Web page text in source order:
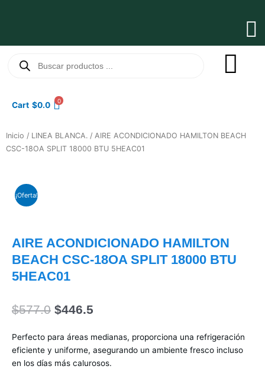
productos
Cart $0.0 0
Inicio / LINEA BLANCA. / AIRE ACONDICIONADO HAMILTON BEACH
CSC-18OA SPLIT 18000 BTU 5HEAC01
¡Oferta!
AIRE ACONDICIONADO HAMILTON
BEACH CSC-18OA SPLIT 18000 BTU
5HEAC01
$577.0 El
original
era:
$577.0.
$446.5
actual
es:
$446.5.
Perfecto para áreas medianas, proporciona una refrigeración
eficiente y uniforme, asegurando un ambiente fresco incluso
en los días más calurosos.